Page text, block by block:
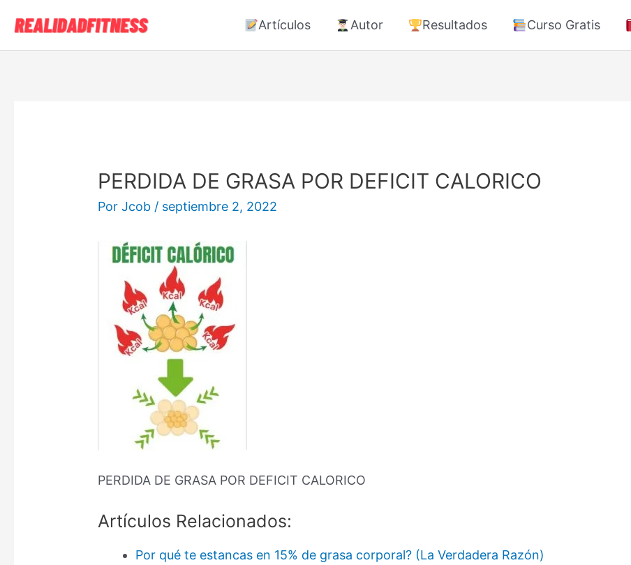
contenido
Artículos Autor Resultados Curso Gratis
PERDIDA DE GRASA POR DEFICIT CALORICO
PorJcob / septiembre 2, 2022
PERDIDA DE GRASA POR DEFICIT CALORICO
Artículos Relacionados:
Por qué te estancas en 15% de grasa corporal? (La Verdadera Razón)